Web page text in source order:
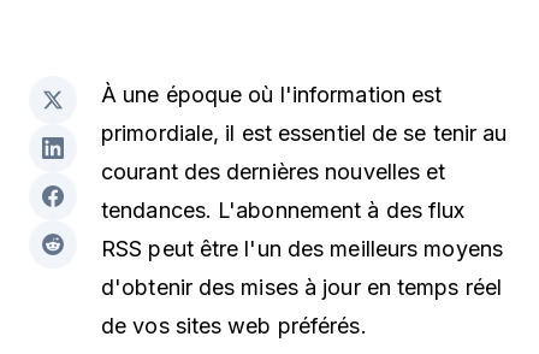
À une époque où l'information est
primordiale, il est essentiel de se tenir au
courant des dernières nouvelles et
tendances. L'abonnement à des flux
RSS peut être l'un des meilleurs moyens
d'obtenir des mises à jour en temps réel
de vos sites web préférés.